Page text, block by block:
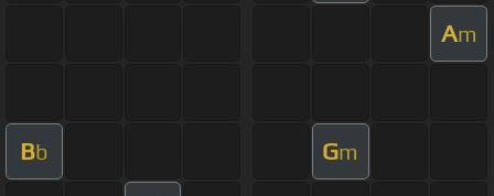
Am
Bb Gm